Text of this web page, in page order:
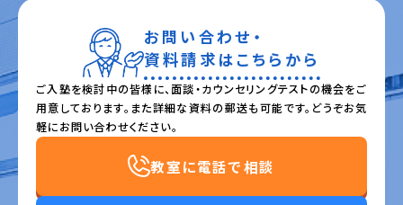
お問い合わせ・
資料請求はこちらから
ご入塾を検討中の皆様に、面談・カウンセリングテストの機会をご
用意しております。また詳細な資料の郵送も可能です。どうぞお気
軽にお問い合わせください。
教室に電話で相談